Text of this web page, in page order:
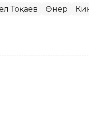
Тоқаев Өнер